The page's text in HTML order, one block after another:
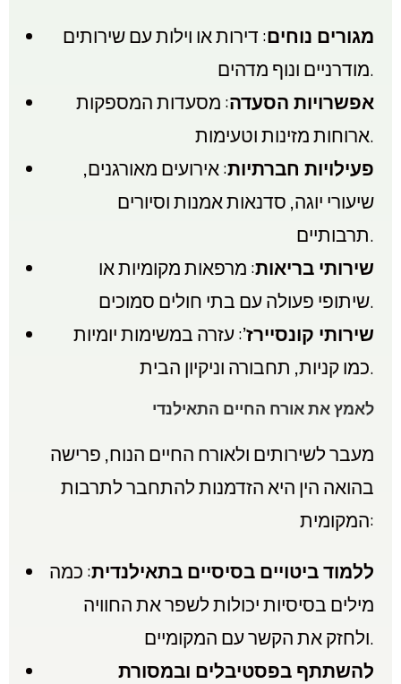
מגורים נוחים: דירות או וילות עם שירותים
מודרניים ונוף מדהים.
אפשרויות הסעדה: מסעדות המספקות
ארוחות מזינות וטעימות.
פעילויות חברתיות: אירועים מאורגנים,
שיעורי יוגה, סדנאות אמנות וסיורים
תרבותיים.
שירותי בריאות: מרפאות מקומיות או
שיתופי פעולה עם בתי חולים סמוכים.
שירותי קונסיירז’: עזרה במשימות יומיות
כמו קניות, תחבורה וניקיון הבית.
לאמץ את אורח החיים התאילנדי
מעבר לשירותים ולאורח החיים הנוח, פרישה
בהואה הין היא הזדמנות להתחבר לתרבות
המקומית:
ללמוד ביטויים בסיסיים בתאילנדית: כמה
מילים בסיסיות יכולות לשפר את החוויה
ולחזק את הקשר עם המקומיים.
להשתתף בפסטיבלים ובמסורת